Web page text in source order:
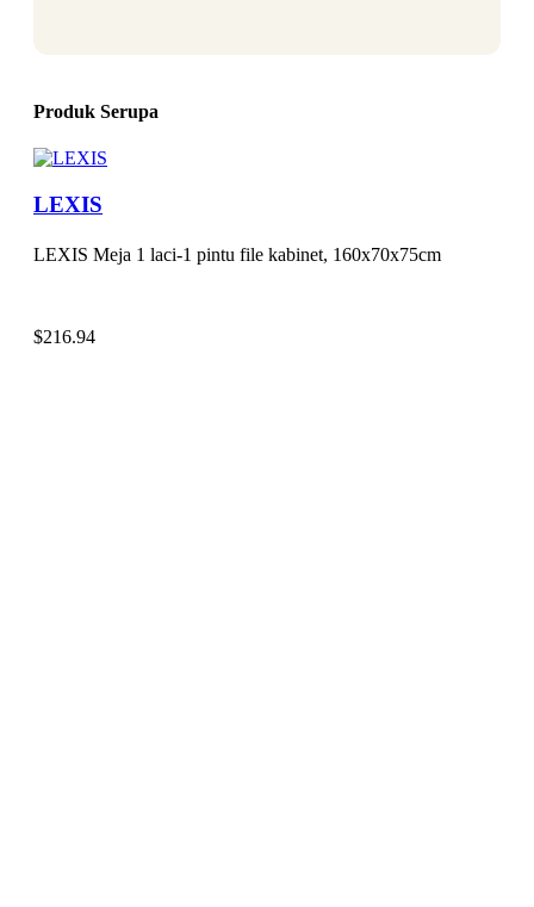
Produk Serupa
LEXIS
LEXIS Meja 1 laci-1 pintu file kabinet, 160x70x75cm
$216.94